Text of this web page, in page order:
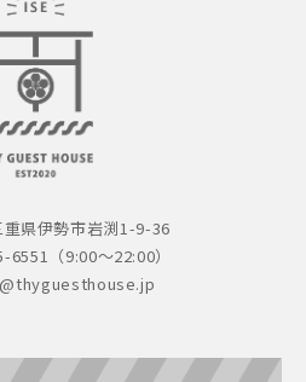
重県伊勢市岩渕1-9-36
6551（9:00～22:00）